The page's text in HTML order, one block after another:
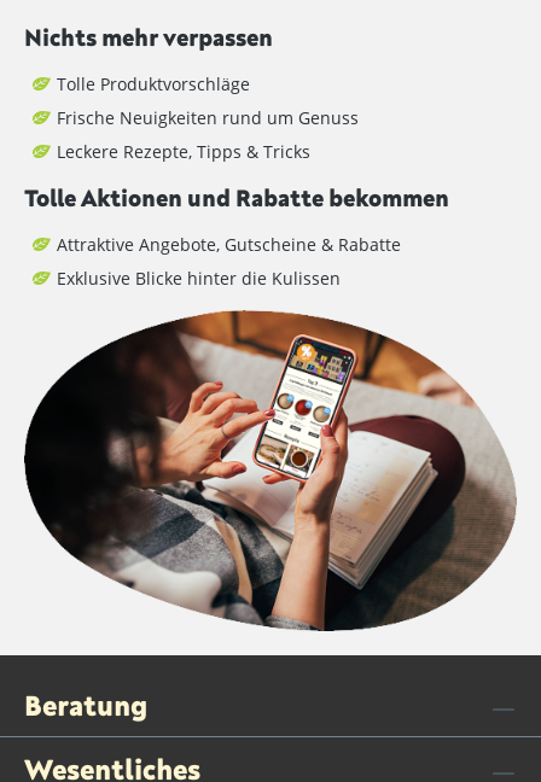
Nichts mehr verpassen
Tolle Produktvorschläge
Frische Neuigkeiten rund um Genuss
Leckere Rezepte, Tipps & Tricks
Tolle Aktionen und Rabatte bekommen
Attraktive Angebote, Gutscheine & Rabatte
Exklusive Blicke hinter die Kulissen
Beratung
Wesentliches